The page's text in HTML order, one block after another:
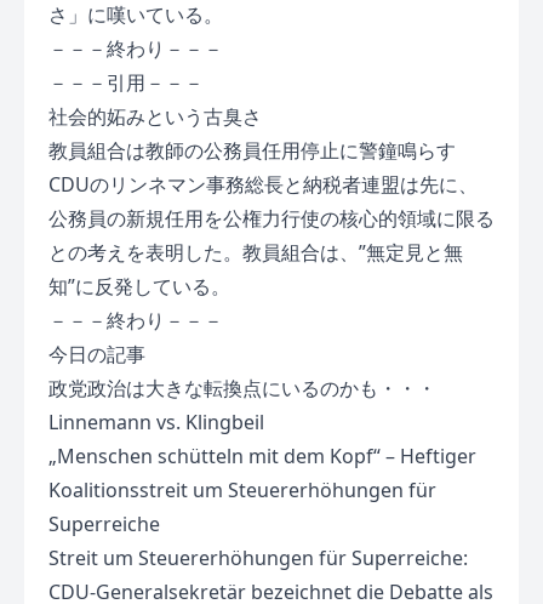
さ」に嘆いている。
－－－終わり－－－
－－－引用－－－
社会的妬みという古臭さ
教員組合は教師の公務員任用停止に警鐘鳴らす
CDUのリンネマン事務総長と納税者連盟は先に、
公務員の新規任用を公権力行使の核心的領域に限る
との考えを表明した。教員組合は、”無定見と無
知”に反発している。
－－－終わり－－－
今日の記事
政党政治は大きな転換点にいるのかも・・・
Linnemann vs. Klingbeil
„Menschen schütteln mit dem Kopf“ – Heftiger
Koalitionsstreit um Steuererhöhungen für
Superreiche
Streit um Steuererhöhungen für Superreiche:
CDU-Generalsekretär bezeichnet die Debatte als